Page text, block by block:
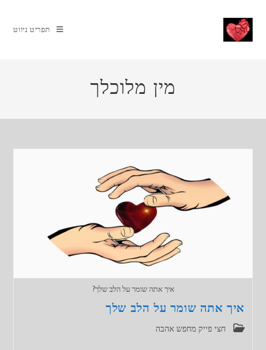
content
תפריט ניווט
מין מלוכלך
איך אתה שומר על הלב שלך?
איך אתה שומר על הלב שלך
קטגוריה:חצי פייק מחפש אהבה